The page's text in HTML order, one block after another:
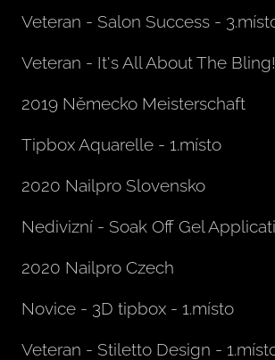
Veteran - Salon Success -
Veteran - It's All About The
2019 Německo Meisterschaft
Tipbox Aquarelle - 1.místo
2020 Nailpro Slovensko
Nedivizní - Soak Off Gel
2020 Nailpro Czech
Novice - 3D tipbox - 1.místo
Veteran - Stiletto Design -